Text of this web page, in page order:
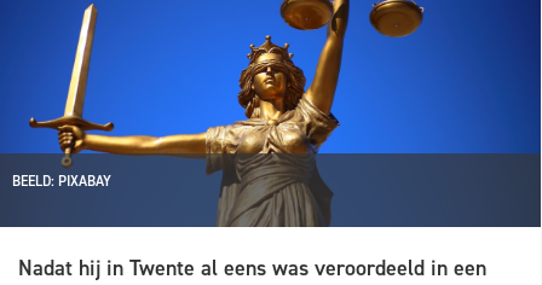
BEELD: PIXABAY
Nadat hij in Twente al eens was veroordeeld in een